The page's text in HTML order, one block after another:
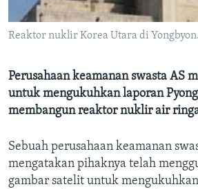
Reaktor nuklir Korea Utara di Yongbyon.
Perusahaan keamanan swasta AS
untuk mengukuhkan laporan
membangun reaktor nuklir air
Sebuah perusahaan keamanan
mengatakan pihaknya telah
gambar satelit untuk